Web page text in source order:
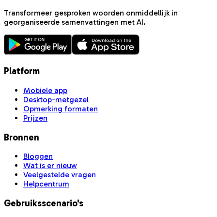
Transformeer gesproken woorden onmiddellijk in
georganiseerde samenvattingen met AI.
Platform
Mobiele app
Desktop-metgezel
Opmerking formaten
Prijzen
Bronnen
Bloggen
Wat is er nieuw
Veelgestelde vragen
Helpcentrum
Gebruiksscenario's